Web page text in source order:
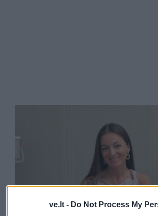
ve.lt - Do Not Process My